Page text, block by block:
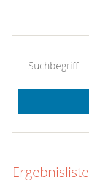
Ergebnisliste